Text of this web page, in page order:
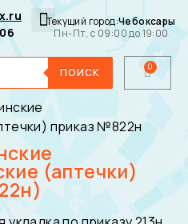
Текущий город:Чебоксары
Пн-Пт, с 09:00 до 19:00
ПОИСК
приказ №822н
(аптечки)